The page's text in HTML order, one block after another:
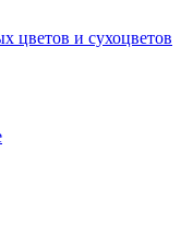
цветов и сухоцветов